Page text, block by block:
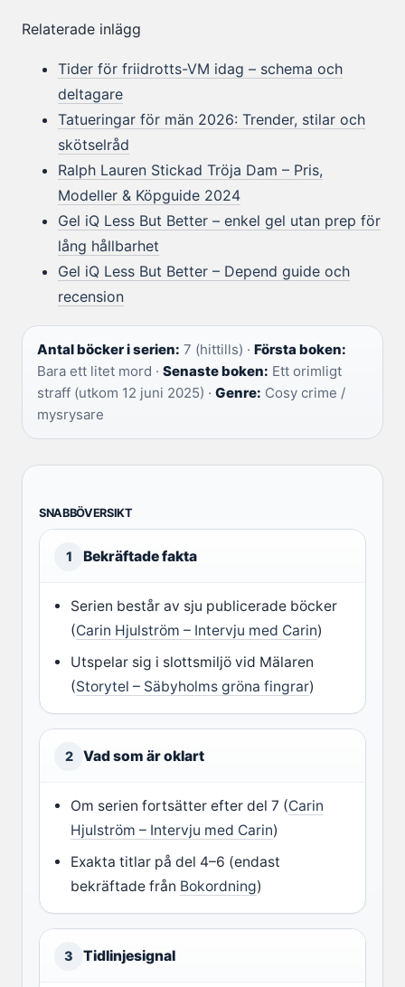
Relaterade inlägg
Tider för friidrotts-VM idag – schema och
deltagare
Tatueringar för män 2026: Trender, stilar och
skötselråd
Ralph Lauren Stickad Tröja Dam – Pris,
Modeller & Köpguide 2024
Gel iQ Less But Better – enkel gel utan prep för
lång hållbarhet
Gel iQ Less But Better – Depend guide och
recension
Antal böcker i serien: 7 (hittills) · Första boken:
Bara ett litet mord · Senaste boken: Ett orimligt
straff (utkom 12 juni 2025) · Genre: Cosy crime /
mysrysare
SNABBÖVERSIKT
1 Bekräftade fakta
Serien består av sju publicerade böcker
(Carin Hjulström – Intervju med Carin)
Utspelar sig i slottsmiljö vid Mälaren
(Storytel – Säbyholms gröna fingrar)
2 Vad som är oklart
Om serien fortsätter efter del 7 (Carin
Hjulström – Intervju med Carin)
Exakta titlar på del 4–6 (endast
bekräftade från Bokordning)
3 Tidlinjesignal